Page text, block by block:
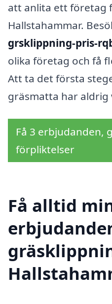
att anlita ett företag
Hallstahammar.
grsklippning-pris-
olika företag och få
Att ta det första
gräsmatta har aldrig
Få 3 erbjudanden,
förpliktelser
Få alltid